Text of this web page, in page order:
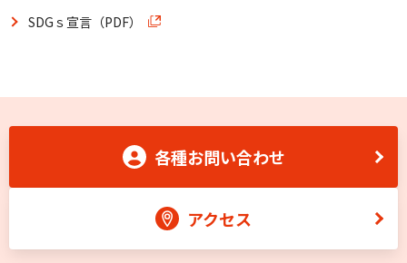
SDGｓ宣言（PDF）
各種お問い合わせ
アクセス